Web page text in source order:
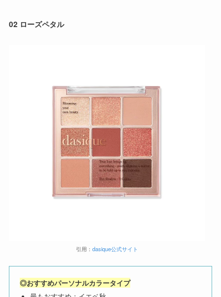
02 ローズペタル
引用： dasique公式サイト
◎おすすめパーソナルカラータイプ